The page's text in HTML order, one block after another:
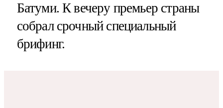
Батуми. К вечеру премьер страны
собрал срочный специальный
брифинг.